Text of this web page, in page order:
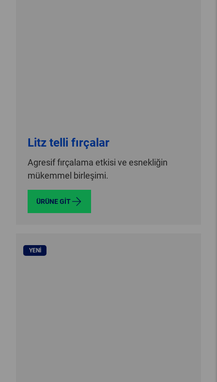
Litz telli fırçalar
Agresif fırçalama etkisi ve esnekliğin
mükemmel birleşimi.
ÜRÜNE GIT
YENI